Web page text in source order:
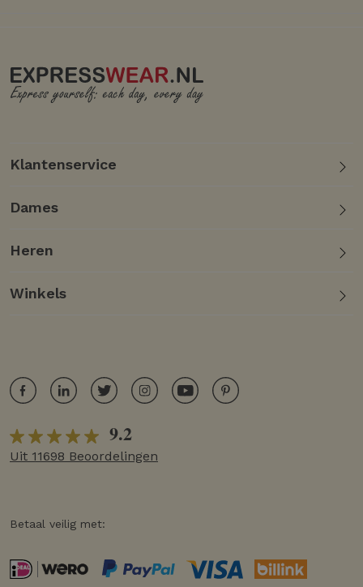
Klantenservice
Dames
Heren
Winkels
9.2
Uit 11698 Beoordelingen
Betaal veilig met: